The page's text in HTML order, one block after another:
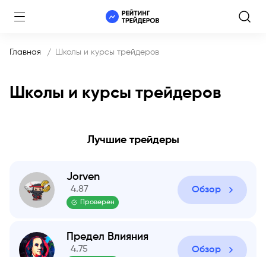
Главная Школы и курсы трейдеров
Школы и курсы трейдеров
Лучшие трейдеры
Jorven
4.87
Проверен
Обзор
Предел Влияния
4.75 Обзор